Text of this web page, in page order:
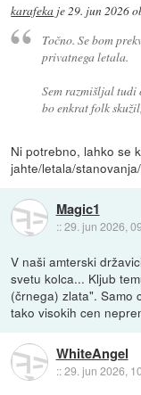
karafeka je29. jun 2026
Točno. Se bom
privatnega letala.
Sem razmišljal tudi
bo enkrat folk
Ni potrebno, lahko se
jahte/letala/
Magic1
::29. jun 2026,
V naši amterski
svetu kolca... Kljub
(črnega) zlata". Samo
tako visokih cen
WhiteAngel
::29. jun 2026,